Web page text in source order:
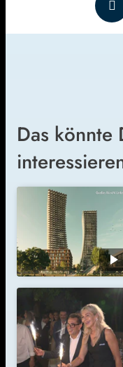
Das könnte